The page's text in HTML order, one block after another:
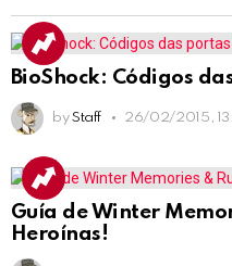
BioShock: Códigos
by Staff 26/02/2015,
Guía de Winter
Heroínas!